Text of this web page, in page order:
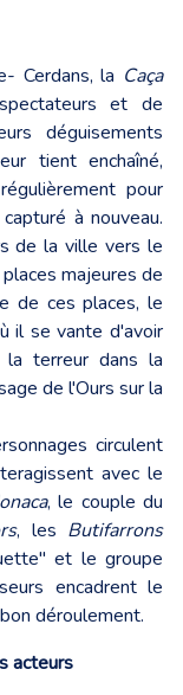
Cerdans, la Caça
et de
déguisements
tient enchaîné,
pour
à nouveau.
de la ville vers le
majeures de
de ces places, le
il se vante d'avoir
terreur dans la
de l'Ours sur la
circulent
avec le
, le couple du
, les Butifarrons
et le groupe
encadrent le
déroulement.
acteurs